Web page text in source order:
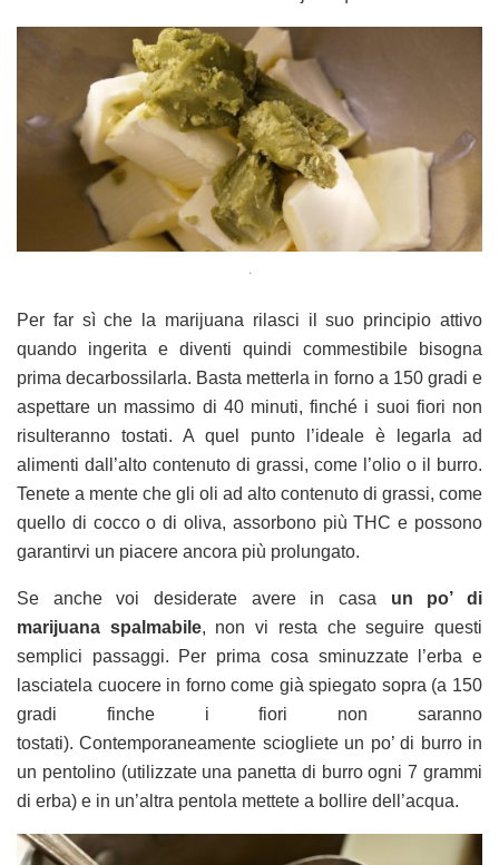
.
Per far sì che la marijuana rilasci il suo principio attivo
quando ingerita e diventi quindi commestibile bisogna
prima decarbossilarla. Basta metterla in forno a 150 gradi e
aspettare un massimo di 40 minuti, finché i suoi fiori non
risulteranno tostati. A quel punto l’ideale è legarla ad
alimenti dall’alto contenuto di grassi, come l’olio o il burro.
Tenete a mente che gli oli ad alto contenuto di grassi, come
quello di cocco o di oliva, assorbono più THC e possono
garantirvi un piacere ancora più prolungato.
Se anche voi desiderate avere in casa un po’ di
marijuana spalmabile, non vi resta che seguire questi
semplici passaggi. Per prima cosa sminuzzate l’erba e
lasciatela cuocere in forno come già spiegato sopra (a 150
gradi finche i fiori non saranno
tostati). Contemporaneamente sciogliete un po’ di burro in
un pentolino (utilizzate una panetta di burro ogni 7 grammi
di erba) e in un’altra pentola mettete a bollire dell’acqua.